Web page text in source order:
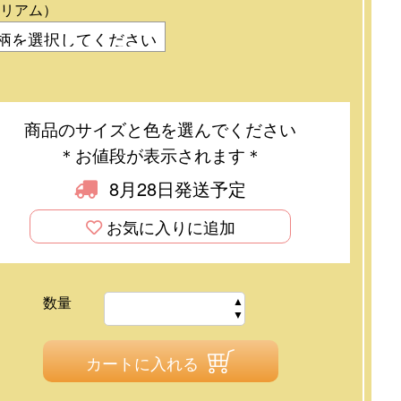
アム）
商品のサイズと色を選んでください
＊お値段が表示されます＊
8月28日発送予定
お気に入りに追加
数量
カートに入れる